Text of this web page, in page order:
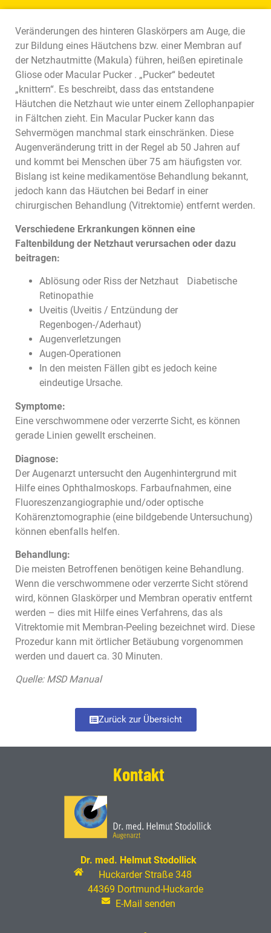
Veränderungen des hinteren Glaskörpers am Auge, die
zur Bildung eines Häutchens bzw. einer Membran auf
der Netzhautmitte (Makula) führen, heißen epiretinale
Gliose oder Macular Pucker . „Pucker“ bedeutet
„knittern“. Es beschreibt, dass das entstandene
Häutchen die Netzhaut wie unter einem Zellophanpapier
in Fältchen zieht. Ein Macular Pucker kann das
Sehvermögen manchmal stark einschränken. Diese
Augenveränderung tritt in der Regel ab 50 Jahren auf
und kommt bei Menschen über 75 am häufigsten vor.
Bislang ist keine medikamentöse Behandlung bekannt,
jedoch kann das Häutchen bei Bedarf in einer
chirurgischen Behandlung (Vitrektomie) entfernt werden.
Verschiedene Erkrankungen können eine
Faltenbildung der Netzhaut verursachen oder dazu
beitragen:
Ablösung oder Riss der Netzhaut Diabetische
Retinopathie
Uveitis (Uveitis / Entzündung der
Regenbogen-/Aderhaut)
Augenverletzungen
Augen-Operationen
In den meisten Fällen gibt es jedoch keine
eindeutige Ursache.
Symptome:
Eine verschwommene oder verzerrte Sicht, es können
gerade Linien gewellt erscheinen.
Diagnose:
Der Augenarzt untersucht den Augenhintergrund mit
Hilfe eines Ophthalmoskops. Farbaufnahmen, eine
Fluoreszenzangiographie und/oder optische
Kohärenztomographie (eine bildgebende Untersuchung)
können ebenfalls helfen.
Behandlung:
Die meisten Betroffenen benötigen keine Behandlung.
Wenn die verschwommene oder verzerrte Sicht störend
wird, können Glaskörper und Membran operativ entfernt
werden – dies mit Hilfe eines Verfahrens, das als
Vitrektomie mit Membran-Peeling bezeichnet wird. Diese
Prozedur kann mit örtlicher Betäubung vorgenommen
werden und dauert ca. 30 Minuten.
Quelle: MSD Manual
Zurück zur Übersicht
Kontakt
Dr. med. Helmut Stodollick
Huckarder Straße 348
44369 Dortmund-Huckarde
E-Mail senden